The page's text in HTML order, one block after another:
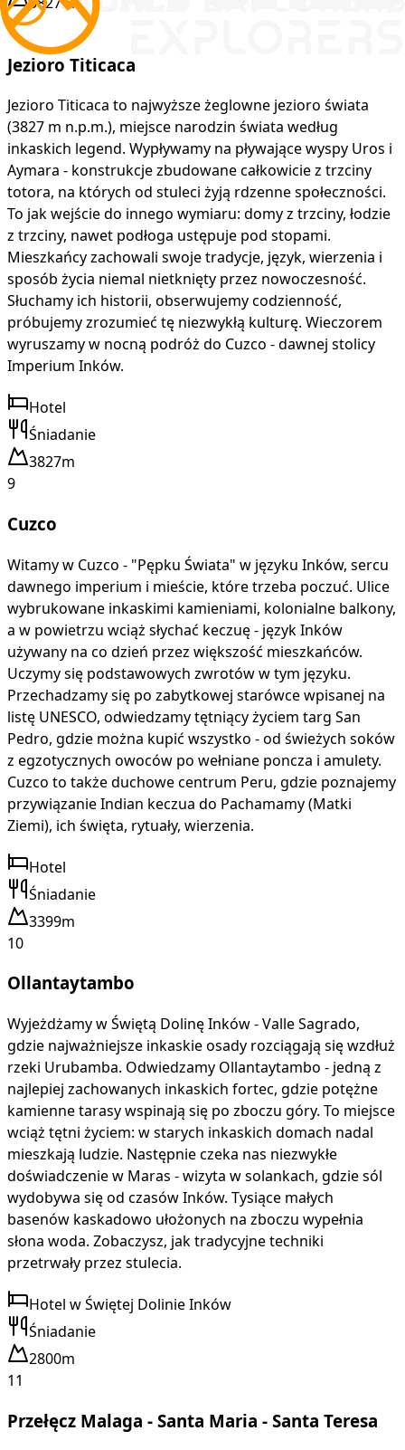
8
Jezioro Titicaca
Jezioro Titicaca to najwyższe żeglowne jezioro świata
(3827 m n.p.m.), miejsce narodzin świata według
inkaskich legend. Wypływamy na pływające wyspy Uros i
Aymara - konstrukcje zbudowane całkowicie z trzciny
totora, na których od stuleci żyją rdzenne społeczności.
To jak wejście do innego wymiaru: domy z trzciny, łodzie
z trzciny, nawet podłoga ustępuje pod stopami.
Mieszkańcy zachowali swoje tradycje, język, wierzenia i
sposób życia niemal nietknięty przez nowoczesność.
Słuchamy ich historii, obserwujemy codzienność,
próbujemy zrozumieć tę niezwykłą kulturę. Wieczorem
wyruszamy w nocną podróż do Cuzco - dawnej stolicy
Imperium Inków.
Hotel
Śniadanie
3827m
9
Cuzco
Witamy w Cuzco - "Pępku Świata" w języku Inków, sercu
dawnego imperium i mieście, które trzeba poczuć. Ulice
wybrukowane inkaskimi kamieniami, kolonialne balkony,
a w powietrzu wciąż słychać keczuę - język Inków
używany na co dzień przez większość mieszkańców.
Uczymy się podstawowych zwrotów w tym języku.
Przechadzamy się po zabytkowej starówce wpisanej na
listę UNESCO, odwiedzamy tętniący życiem targ San
Pedro, gdzie można kupić wszystko - od świeżych soków
z egzotycznych owoców po wełniane poncza i amulety.
Cuzco to także duchowe centrum Peru, gdzie poznajemy
przywiązanie Indian keczua do Pachamamy (Matki
Ziemi), ich święta, rytuały, wierzenia.
Hotel
Śniadanie
3399m
10
Ollantaytambo
Wyjeżdżamy w Świętą Dolinę Inków - Valle Sagrado,
gdzie najważniejsze inkaskie osady rozciągają się wzdłuż
rzeki Urubamba. Odwiedzamy Ollantaytambo - jedną z
najlepiej zachowanych inkaskich fortec, gdzie potężne
kamienne tarasy wspinają się po zboczu góry. To miejsce
wciąż tętni życiem: w starych inkaskich domach nadal
mieszkają ludzie. Następnie czeka nas niezwykłe
doświadczenie w Maras - wizyta w solankach, gdzie sól
wydobywa się od czasów Inków. Tysiące małych
basenów kaskadowo ułożonych na zboczu wypełnia
słona woda. Zobaczysz, jak tradycyjne techniki
przetrwały przez stulecia.
Hotel w Świętej Dolinie Inków
Śniadanie
2800m
11
Przełęcz Malaga - Santa Maria - Santa Teresa